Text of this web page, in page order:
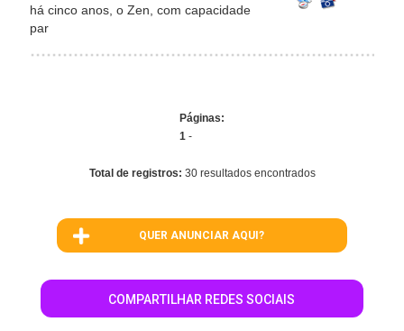
há cinco anos, o Zen, com capacidade
par
Páginas:
1 -
Total de registros: 30 resultados encontrados
QUER ANUNCIAR AQUI?
COMPARTILHAR REDES SOCIAIS